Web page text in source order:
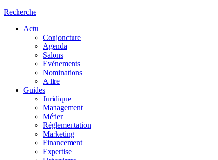
Recherche
Actu
Conjoncture
Agenda
Salons
Evénements
Nominations
A lire
Guides
Juridique
Management
Métier
Réglementation
Marketing
Financement
Expertise